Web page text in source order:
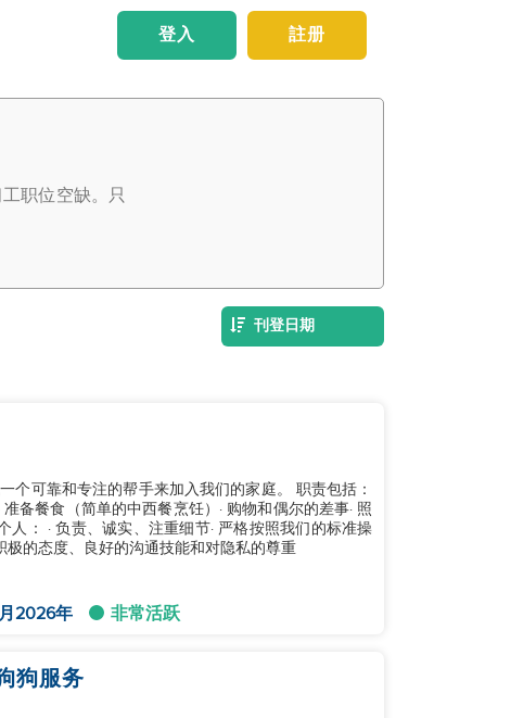
註册
登入
职位空缺。只
刊登日期
个可靠和专注的帮手来加入我们的家庭。 职责包括：
备餐食（简单的中西餐烹饪）· 购物和偶尔的差事· 照
： · 负责、诚实、注重细节· 严格按照我们的标准操
极的态度、良好的沟通技能和对隐私的尊重
2026年 非常活跃
狗服务